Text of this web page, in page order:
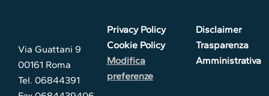
Via Guattani 9
00161 Roma
Tel. 06844391
Privacy Policy
Cookie Policy
Modifica
preferenze
Disclaimer
Trasparenza
Amministrativa